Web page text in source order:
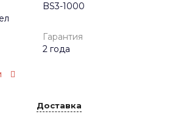
BS3-1000
Гарантия
2 года
Доставка